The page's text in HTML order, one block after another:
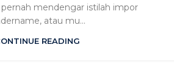
mendengar istilah impor
atau mu...
READING